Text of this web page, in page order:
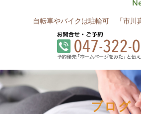
自転車やバイクは駐輪可 「市川
ブログ